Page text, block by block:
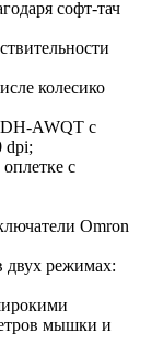
софт-тач
колесико
AWQT с
dpi;
с
Omron
двух режимах:
мышки и